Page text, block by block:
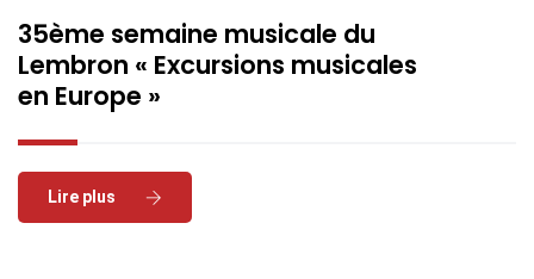
35ème semaine musicale du
Lembron « Excursions musicales
en Europe »
Read More